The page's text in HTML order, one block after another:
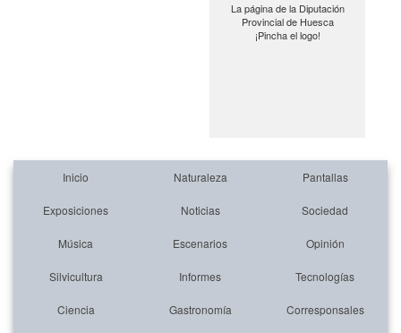
La página de la Diputación
Provincial de Huesca
¡Pincha el logo!
Inicio Naturaleza Pantallas
Exposiciones Noticias Sociedad
Música Escenarios Opinión
Silvicultura Informes Tecnologías
Ciencia Gastronomía Corresponsales